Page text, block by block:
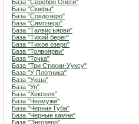
База "Серебро Онеги"
База "Скифы"
База "Совдозеро"
База "Сямозеро"
База "Талвисъярви"
База "Тихий берег"
База "Тихое озеро"
База "Толвоярви"
База "Точка"
База "Три Стихии-Ууксу"
База "У Плотника"
База "Укша"
База "Уя"
База "Хекселя"
База "Челмужи"
База "Черная Губа"
База "Черные камни"
База "Энгозеро"